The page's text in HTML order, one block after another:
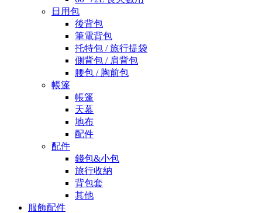
日用包
後背包
筆電背包
托特包 / 旅行提袋
側背包 / 肩背包
腰包 / 胸前包
帳篷
帳篷
天幕
地布
配件
配件
錢包&小包
旅行收納
背包套
其他
服飾配件